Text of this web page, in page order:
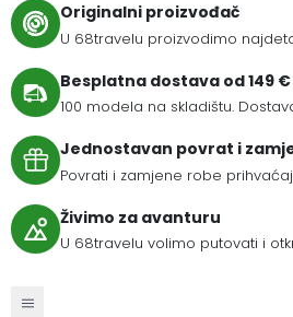
Originalni proizvođač
U 68travelu proizvodimo
Besplatna dostava od 149 €
100 modela na skladištu.
Jednostavan povrat i
Povrati i zamjene robe
Živimo za avanturu
U 68travelu volimo putovati i